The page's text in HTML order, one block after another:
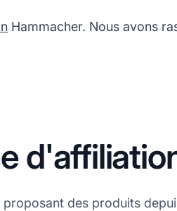
Hammacher. Nous avons
des produits